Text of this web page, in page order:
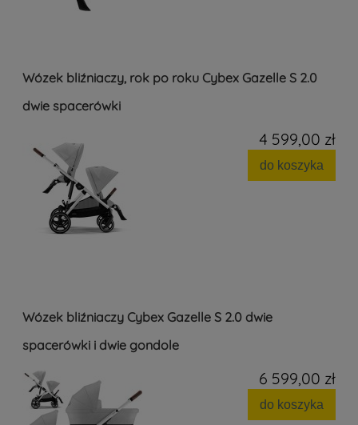
Wózek bliźniaczy, rok po roku Cybex Gazelle S 2.0
dwie spacerówki
4 599,00 zł
do koszyka
Wózek bliźniaczy Cybex Gazelle S 2.0 dwie
spacerówki i dwie gondole
6 599,00 zł
do koszyka